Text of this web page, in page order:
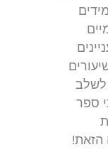
לשלב
ספר
הזאת!